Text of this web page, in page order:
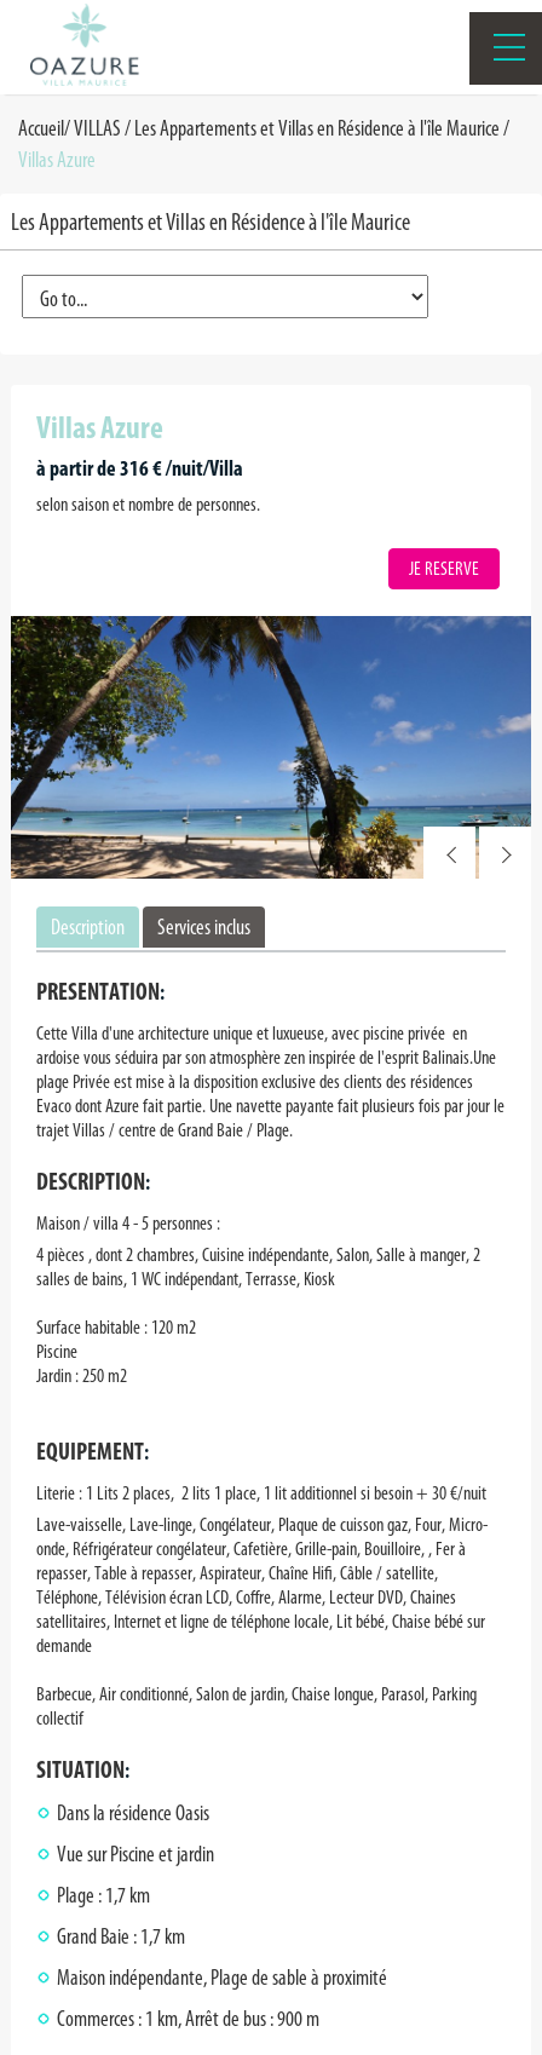
Accueil/VILLAS/Les Appartements et Villas en Résidence à l'île Maurice/
Villas Azure
Les Appartements et Villas en Résidence à l'île Maurice
Villas Azure
à partir de 316 € /nuit/Villa
selon saison et nombre de personnes.
JE RESERVE
Description Services inclus
PRESENTATION:
Cette Villa d'une architecture unique et luxueuse, avec piscine privée en
ardoise vous séduira par son atmosphère zen inspirée de l'esprit Balinais.Une
plage Privée est mise à la disposition exclusive des clients des résidences
Evaco dont Azure fait partie. Une navette payante fait plusieurs fois par jour le
trajet Villas / centre de Grand Baie / Plage.
DESCRIPTION:
Maison / villa 4 - 5 personnes :
4 pièces , dont 2 chambres, Cuisine indépendante, Salon, Salle à manger, 2
salles de bains, 1 WC indépendant, Terrasse, Kiosk
Surface habitable : 120 m2
Piscine
Jardin : 250 m2
EQUIPEMENT:
Literie : 1 Lits 2 places, 2 lits 1 place, 1 lit additionnel si besoin + 30 €/nuit
Lave-vaisselle, Lave-linge, Congélateur, Plaque de cuisson gaz, Four, Micro-
onde, Réfrigérateur congélateur, Cafetière, Grille-pain, Bouilloire, , Fer à
repasser, Table à repasser, Aspirateur, Chaîne Hifi, Câble / satellite,
Téléphone, Télévision écran LCD, Coffre, Alarme, Lecteur DVD, Chaines
satellitaires, Internet et ligne de téléphone locale, Lit bébé, Chaise bébé sur
demande
Barbecue, Air conditionné, Salon de jardin, Chaise longue, Parasol, Parking
collectif
SITUATION:
Dans la résidence Oasis
Vue sur Piscine et jardin
Plage : 1,7 km
Grand Baie : 1,7 km
Maison indépendante, Plage de sable à proximité
Commerces : 1 km, Arrêt de bus : 900 m